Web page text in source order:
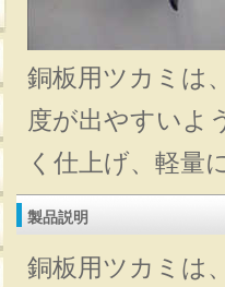
銅板用ツカミは
度が出やすいよ
く仕上げ、軽量
製品説明
銅板用ツカミは